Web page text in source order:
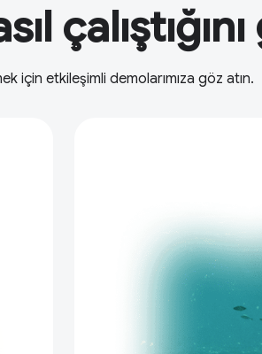
için etkileşimli demolarımıza göz atın.